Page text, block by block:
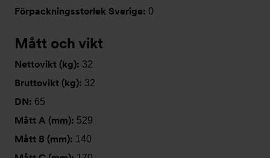
Förpackningsstorlek Sverige: 0
Mått och vikt
Nettovikt (kg): 32
Bruttovikt (kg): 32
DN: 65
Mått A (mm): 529
Mått B (mm): 140